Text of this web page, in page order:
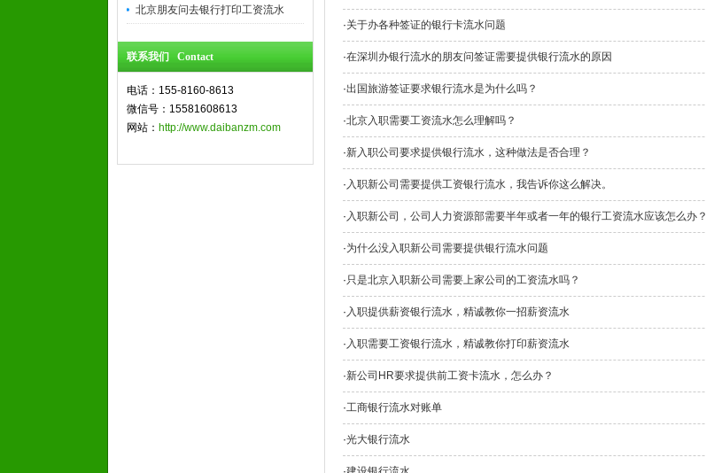
北京朋友问去银行打印工资流水
联系我们 Contact
电话：155-8160-8613
微信号：15581608613
网站： http://www.daibanzm.com
·关于办各种签证的银行卡流水问题
·在深圳办银行流水的朋友问签证需要提供银行流水的原因
·出国旅游签证要求银行流水是为什么吗？
·北京入职需要工资流水怎么理解吗？
·新入职公司要求提供银行流水，这种做法是否合理？
· 入职新公司需要提供工资银行流水，我告诉你这么解决。
· 入职新公司，公司人力资源部需要半年或者一年的银行工资流水应该怎么办？
·为什么没入职新公司需要提供银行流水问题
·只是北京入职新公司需要上家公司的工资流水吗？
· 入职提供薪资银行流水，精诚教你一招薪资流水
· 入职需要工资银行流水，精诚教你打印薪资流水
·新公司HR要求提供前工资卡流水，怎么办？
·工商银行流水对账单
·光大银行流水